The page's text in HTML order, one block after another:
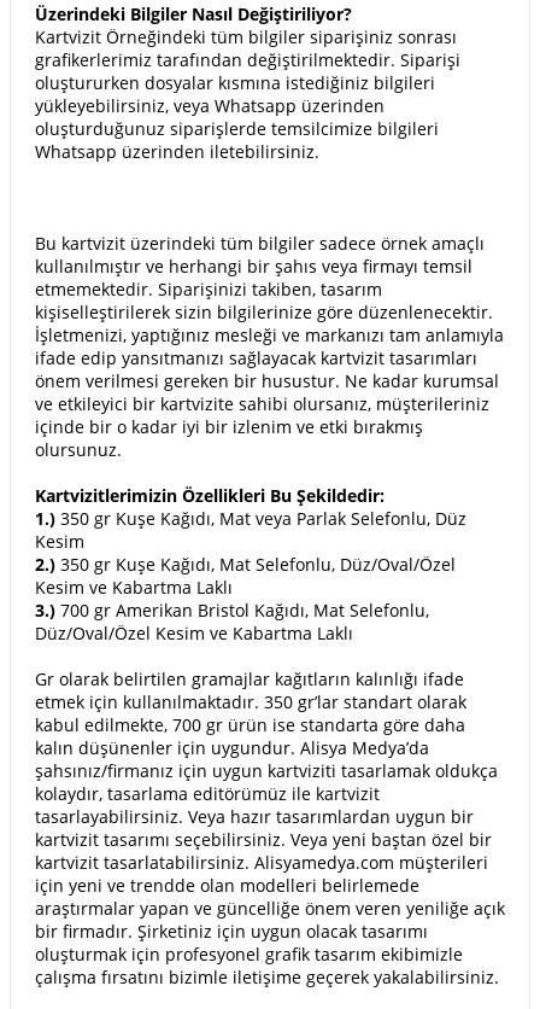
Üzerindeki Bilgiler Nasıl Değiştiriliyor?
Kartvizit Örneğindeki tüm bilgiler siparişiniz sonrası
grafikerlerimiz tarafından değiştirilmektedir. Siparişi
oluştururken dosyalar kısmına istediğiniz bilgileri
yükleyebilirsiniz, veya Whatsapp üzerinden
oluşturduğunuz siparişlerde temsilcimize bilgileri
Whatsapp üzerinden iletebilirsiniz.
Bu kartvizit üzerindeki tüm bilgiler sadece örnek amaçlı
kullanılmıştır ve herhangi bir şahıs veya firmayı temsil
etmemektedir. Siparişinizi takiben, tasarım
kişiselleştirilerek sizin bilgilerinize göre düzenlenecektir.
İşletmenizi, yaptığınız mesleği ve markanızı tam anlamıyla
ifade edip yansıtmanızı sağlayacak kartvizit tasarımları
önem verilmesi gereken bir husustur. Ne kadar kurumsal
ve etkileyici bir kartvizite sahibi olursanız, müşterileriniz
içinde bir o kadar iyi bir izlenim ve etki bırakmış
olursunuz.
Kartvizitlerimizin Özellikleri Bu Şekildedir:
1.) 350 gr Kuşe Kağıdı, Mat veya Parlak Selefonlu, Düz
Kesim
2.) 350 gr Kuşe Kağıdı, Mat Selefonlu, Düz/Oval/Özel
Kesim ve Kabartma Laklı
3.) 700 gr Amerikan Bristol Kağıdı, Mat Selefonlu,
Düz/Oval/Özel Kesim ve Kabartma Laklı
Gr olarak belirtilen gramajlar kağıtların kalınlığı ifade
etmek için kullanılmaktadır. 350 gr’lar standart olarak
kabul edilmekte, 700 gr ürün ise standarta göre daha
kalın düşünenler için uygundur. Alisya Medya’da
şahsınız/firmanız için uygun kartviziti tasarlamak oldukça
kolaydır, tasarlama editörümüz ile kartvizit
tasarlayabilirsiniz. Veya hazır tasarımlardan uygun bir
kartvizit tasarımı seçebilirsiniz. Veya yeni baştan özel bir
kartvizit tasarlatabilirsiniz. Alisyamedya.com müşterileri
için yeni ve trendde olan modelleri belirlemede
araştırmalar yapan ve güncelliğe önem veren yeniliğe açık
bir firmadır. Şirketiniz için uygun olacak tasarımı
oluşturmak için profesyonel grafik tasarım ekibimizle
çalışma fırsatını bizimle iletişime geçerek yakalabilirsiniz.